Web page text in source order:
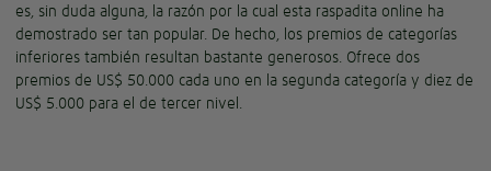
es, sin duda alguna, la razón por la cual esta raspadita online ha
demostrado ser tan popular. De hecho, los premios de categorías
inferiores también resultan bastante generosos. Ofrece dos
premios de US$ 50.000 cada uno en la segunda categoría y diez de
US$ 5.000 para el de tercer nivel.